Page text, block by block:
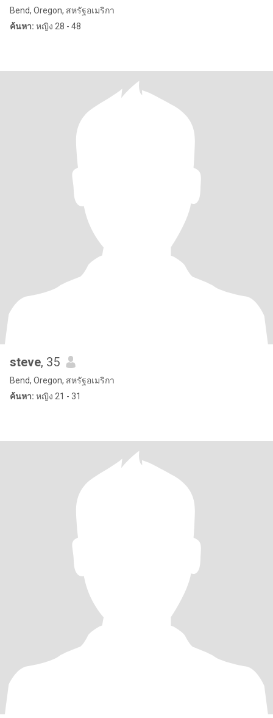
Bend, Oregon, สหรัฐอเมริกา
ค้นหา: หญิง 28 - 48
steve, 35
Bend, Oregon, สหรัฐอเมริกา
ค้นหา: หญิง 21 - 31